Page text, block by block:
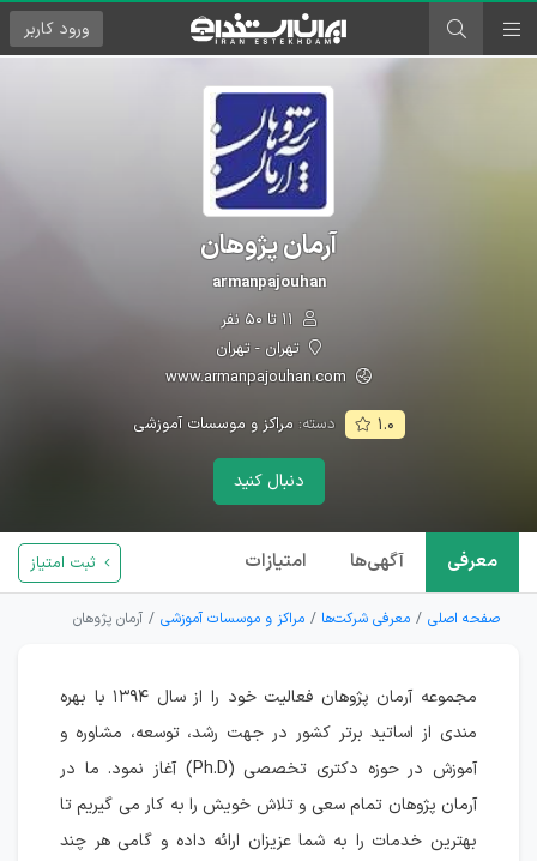
ورود کاربر
آرمان پژوهان
armanpajouhan
تهران - تهران
۱.۰ دسته:مراکز و موسسات آموزشی
دنبال کنید
معرفی آگهی‌ها امتیازات ثبت امتیاز
صفحه اصلی معرفی شرکت‌ها مراکز و موسسات آموزشی آرمان پژوهان
مجموعه آرمان پژوهان فعالیت خود را از سال ۱۳۹۴ با بهره
مندی از اساتید برتر کشور در جهت رشد، توسعه، مشاوره و
آموزش در حوزه دکتری تخصصی (Ph.D) آغاز نمود. ما در
آرمان پژوهان تمام سعی و تلاش خویش را به کار می گیریم تا
بهترین خدمات را به شما عزیزان ارائه داده و گامی هر چند